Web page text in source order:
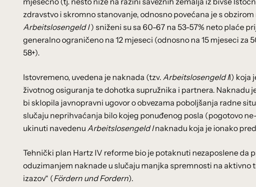
zdravstvo i skromno stanovanje, odnosno povećana je s
Arbeitslosengeld I) sniženi su sa 60-67 na 53-57% neto plaće
generalno ograničeno na 12 mjeseci (odnosno na 15 mjeseci za
58+).
Istovremeno, uvedena je naknada (tzv. Arbeitslosengeld II) koja
životnog osiguranja te dohotka supružnika i partnera. Naknadu
bi sklopila javnopravni ugovor o obvezama poboljšanja radne
slučaju neprihvaćanja bilo kojeg ponuđenog posla (pogotovo
ukinuti navedenuArbeitslosengeld Inaknadu koja je ionako
Tehnički plan Hartz IV reforme bio je potaknuti nezaposlene da
oduzimanjem naknade u slučaju manjka spremnosti na aktivno
izazov“ (Fördern und Fordern).